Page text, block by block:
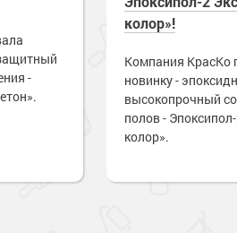
-
колор»!
Компания КрасКо
новинку -
высокопрочный
полов -
колор».